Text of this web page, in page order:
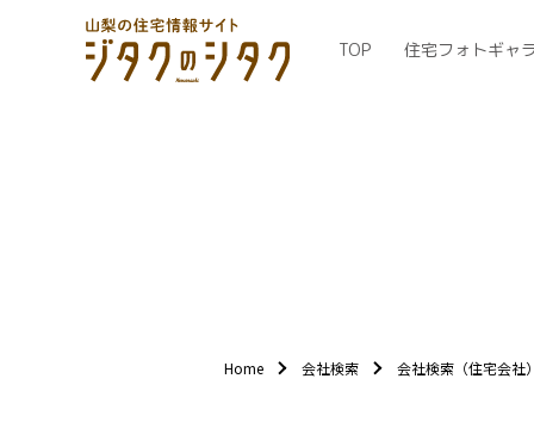
TOP 住宅フォトギャ
Home 会社検索 会社検索（住宅会社